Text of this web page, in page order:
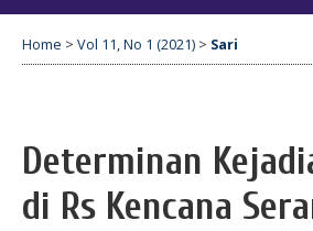
Home > Vol 11, No 1 (2021) > Sari
Determinan
di Rs Kencana